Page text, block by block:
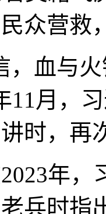
众营救
血与火
11月，
时，再
年，习
兵时指